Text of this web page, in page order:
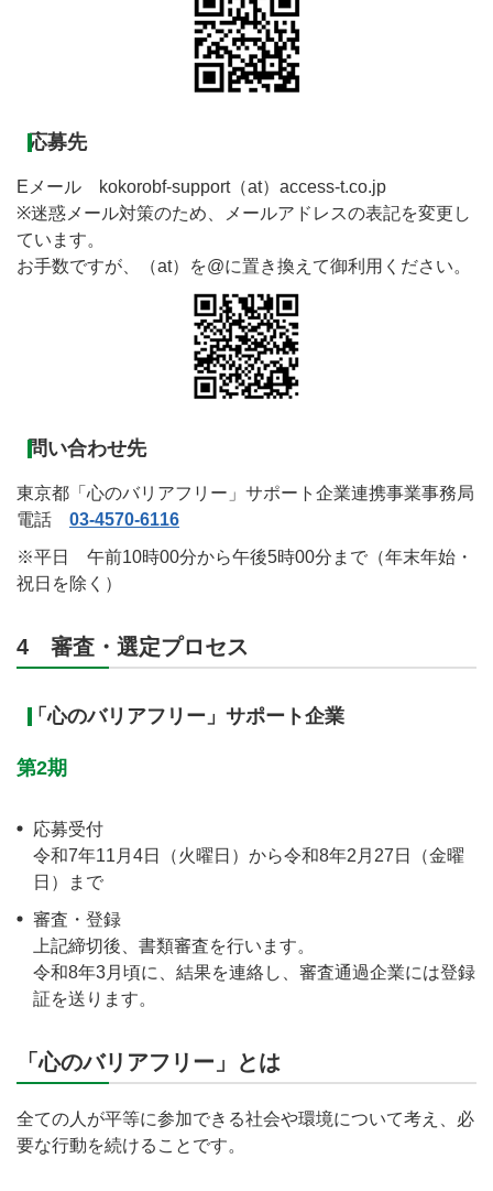
応募先
Eメール kokorobf-support（at）access-t.co.jp
※迷惑メール対策のため、メールアドレスの表記を変更し
ています。
お手数ですが、（at）を@に置き換えて御利用ください。
問い合わせ先
東京都「心のバリアフリー」サポート企業連携事業事務局
電話 03-4570-6116
※平日 午前10時00分から午後5時00分まで（年末年始・
祝日を除く）
4 審査・選定プロセス
「心のバリアフリー」サポート企業
第2期
応募受付
令和7年11月4日（火曜日）から令和8年2月27日（金曜
日）まで
審査・登録
上記締切後、書類審査を行います。
令和8年3月頃に、結果を連絡し、審査通過企業には登録
証を送ります。
「心のバリアフリー」とは
全ての人が平等に参加できる社会や環境について考え、必
要な行動を続けることです。